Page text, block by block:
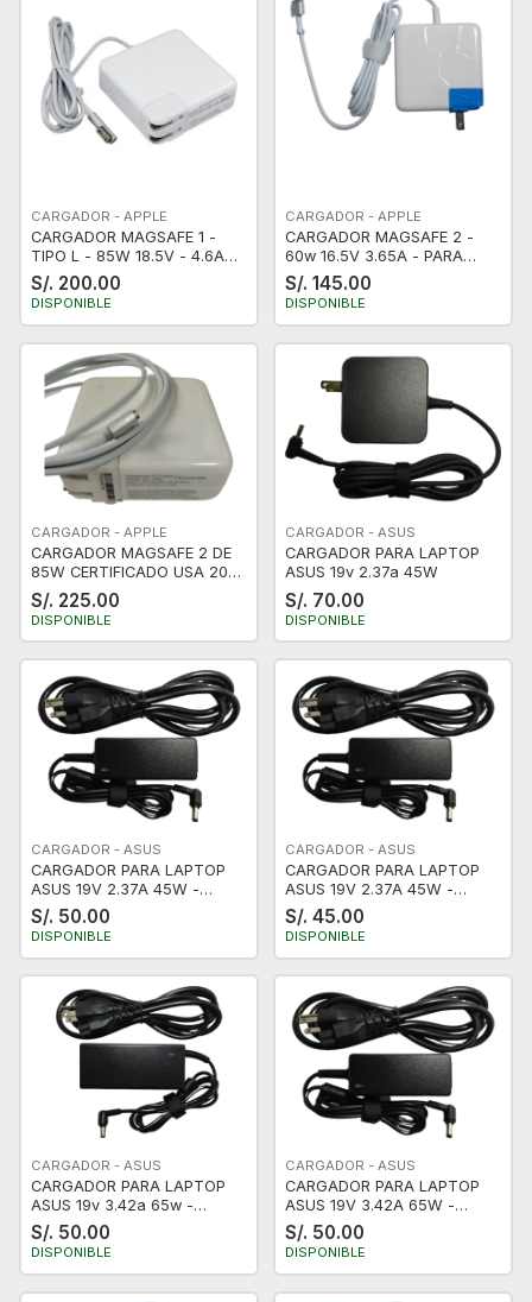
CARGADOR - APPLE
CARGADOR MAGSAFE 1 -
TIPO L - 85W 18.5V - 4.6A
MACBOOK PRO USA
CERTIFICADO
S/. 200.00
DISPONIBLE
CARGADOR - APPLE
CARGADOR MAGSAFE 2 -
60w 16.5V 3.65A - PARA
MACBOOK PRO - USA
CERTIFICADO
S/. 145.00
DISPONIBLE
CARGADOR - APPLE
CARGADOR MAGSAFE 2 DE
85W CERTIFICADO USA 20V
4.25A
S/. 225.00
DISPONIBLE
CARGADOR - ASUS
CARGADOR PARA LAPTOP
ASUS 19v 2.37a 45W
S/. 70.00
DISPONIBLE
CARGADOR - ASUS
CARGADOR PARA LAPTOP
ASUS 19V 2.37A 45W -
PUNTA CLASICA - NUEVO
S/. 50.00
DISPONIBLE
CARGADOR - ASUS
CARGADOR PARA LAPTOP
ASUS 19V 2.37A 45W -
PUNTA FINA - NUEVO
S/. 45.00
DISPONIBLE
CARGADOR - ASUS
CARGADOR PARA LAPTOP
ASUS 19v 3.42a 65w -
PUNTA CLASICA - NUEVO
S/. 50.00
DISPONIBLE
CARGADOR - ASUS
CARGADOR PARA LAPTOP
ASUS 19V 3.42A 65W -
PUNTA FINA - NUEVO
S/. 50.00
DISPONIBLE